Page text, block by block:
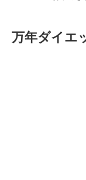
万年ダイエ